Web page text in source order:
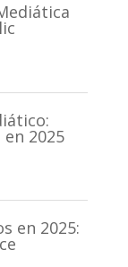
2025
en 2025: